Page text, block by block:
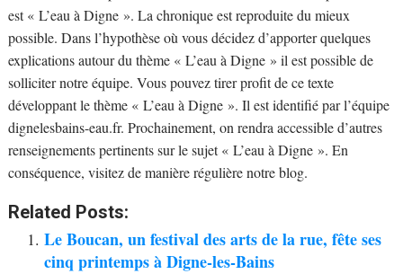
est « L’eau à Digne ». La chronique est reproduite du mieux
possible. Dans l’hypothèse où vous décidez d’apporter quelques
explications autour du thème « L’eau à Digne » il est possible de
solliciter notre équipe. Vous pouvez tirer profit de ce texte
développant le thème « L’eau à Digne ». Il est identifié par l’équipe
dignelesbains-eau.fr. Prochainement, on rendra accessible d’autres
renseignements pertinents sur le sujet « L’eau à Digne ». En
conséquence, visitez de manière régulière notre blog.
Related Posts:
Le Boucan, un festival des arts de la rue, fête ses
cinq printemps à Digne-les-Bains